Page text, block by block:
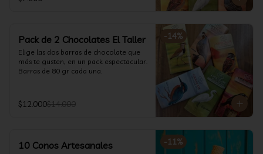
-14%
Pack de 2 Chocolates El Taller
Elige las dos barras de chocolate que
más te gusten, en un pack espectacular.
Barras de 80 gr cada una.
$12.000$14.000
-11%
10 Conos Artesanales